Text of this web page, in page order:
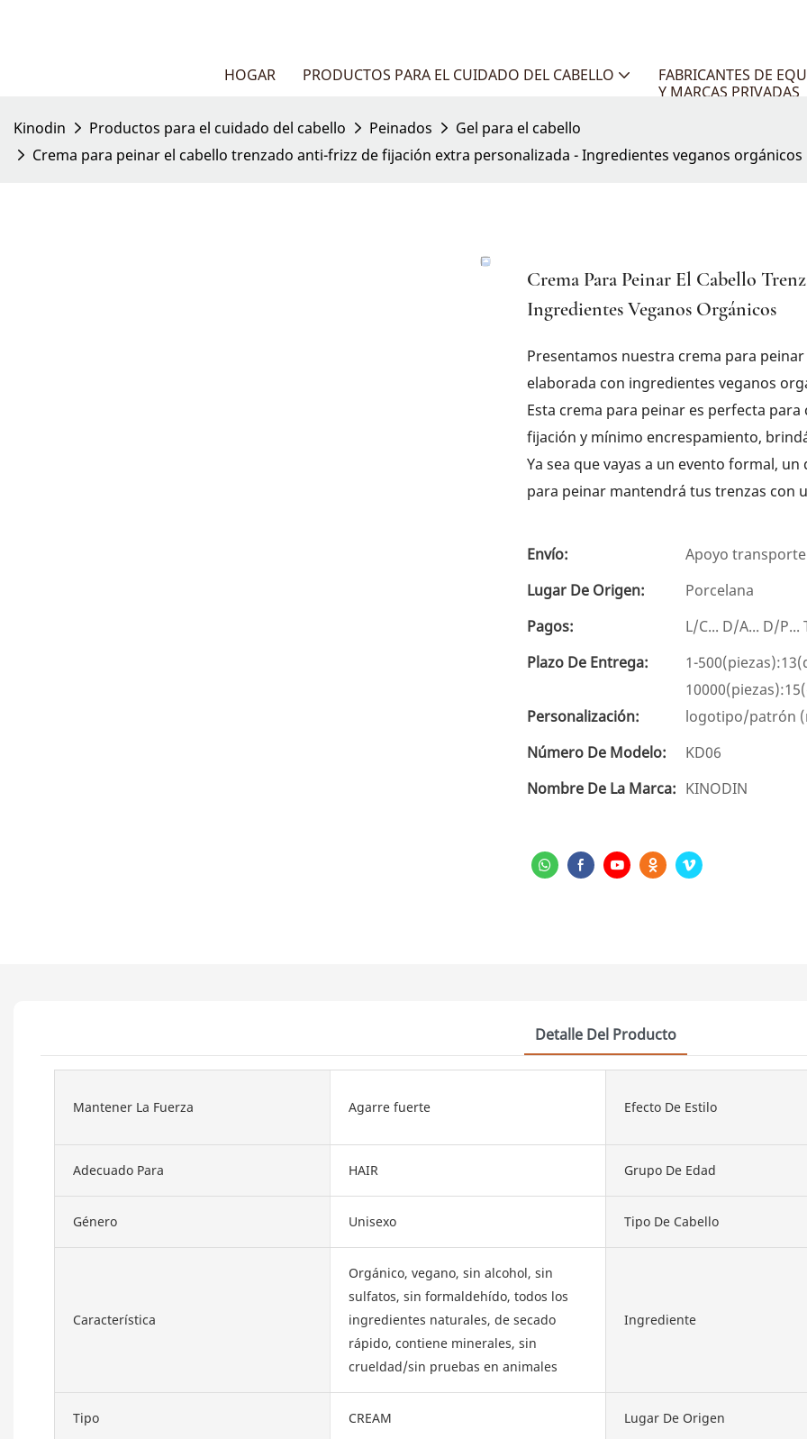
HOGAR PRODUCTOS PARA EL CUIDADO DEL CABELLO
FABRICANTES DE
Y MARCAS PRIVADAS
Kinodin
Productos para el cuidado del cabello Peinados
Gel para el cabello
Crema para peinar el cabello trenzado anti-frizz de fijación extra personalizada - Ingredientes veganos orgánicos
Crema Para Peinar El Cabello
Ingredientes Veganos Orgánicos
Presentamos nuestra crema para
elaborada con ingredientes veganos
Esta crema para peinar es perfecta
fijación y mínimo encrespamiento,
Ya sea que vayas a un evento formal,
para peinar mantendrá tus trenzas con
Envío:
Apoyo
Lugar De Origen:
Porcelana
Pagos:
L/C... D/A... D/
Plazo De Entrega:
1-
Personalización:
logotipo/patrón
Número De Modelo:
KD06
Nombre De La Marca: KINODIN
Detalle Del Producto
Mantener La Fuerza Agarre fuerte Efecto De Estilo
Adecuado Para HAIR Grupo De Edad
Género Unisexo Tipo De Cabello
Característica
Orgánico, vegano, sin alcohol, sin
sulfatos, sin formaldehído, todos los
ingredientes naturales, de secado
rápido, contiene minerales, sin
crueldad/sin pruebas en animales
Ingrediente
Tipo CREAM Lugar De Origen